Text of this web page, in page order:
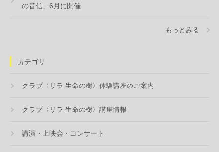
の音信」6月に開催
もっとみる
カテゴリ
クラブ〈リラ 生命の樹〉体験講座のご案内
クラブ〈リラ 生命の樹〉講座情報
講演・上映会・コンサート